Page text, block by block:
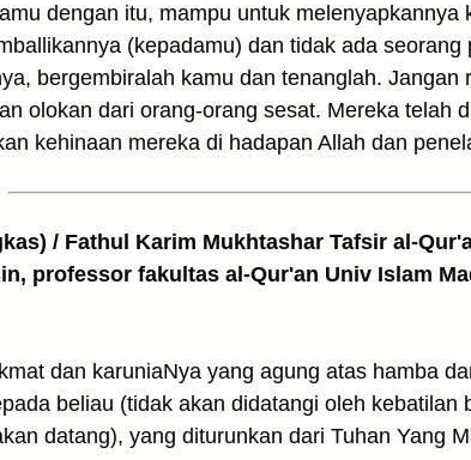
dengan itu, mampu untuk
(kepadamu) dan tidak ada
bergembiralah kamu dan tenanglah.
olokan dari orang-orang sesat. Mereka telah
kehinaan mereka di hadapan Allah dan
/ Fathul Karim Mukhtashar Tafsir al-
professor fakultas al-Qur'an Univ Islam
dan karuniaNya yang agung atas hamba
beliau (tidak akan didatangi oleh kebatilan
datang), yang diturunkan dari Tuhan Yang